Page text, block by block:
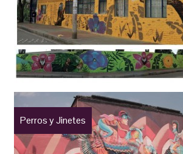
Perros y Jinetes